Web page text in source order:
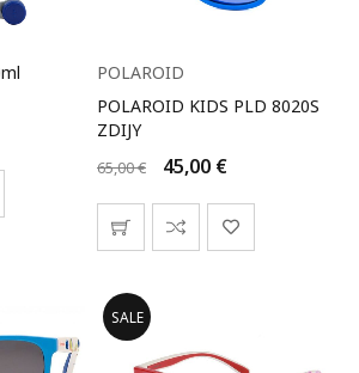
POLAROID
POLAROID KIDS PLD 8020S
ZDIJY
65,00€ 45,00 €
SALE